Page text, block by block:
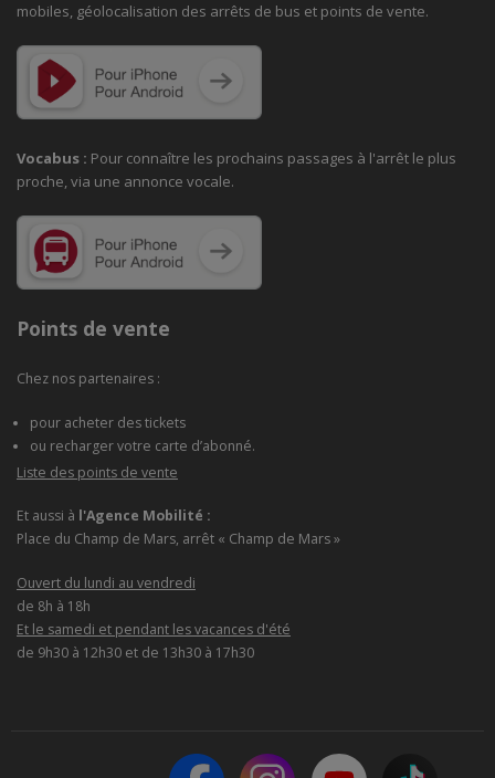
mobiles, géolocalisation des arrêts de bus et points de vente.
Vocabus : Pour connaître les prochains passages à l'arrêt le plus
proche, via une annonce vocale.
Points de vente
Chez nos partenaires :
pour acheter des tickets
ou recharger votre carte d’abonné.
Liste des points de vente
Et aussi à l'Agence Mobilité :
Place du Champ de Mars, arrêt « Champ de Mars »
Ouvert du lundi au vendredi
de 8h à 18h
Et le samedi et pendant les vacances d'été
de 9h30 à 12h30 et de 13h30 à 17h30